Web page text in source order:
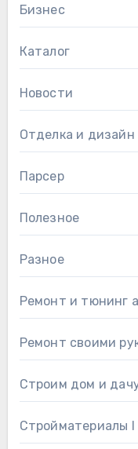
Бизнес
Каталог
Новости
Отделка и дизайн
Парсер
Полезное
Разное
Ремонт и тюнинг
Ремонт своими
Строим дом и
Стройматериалы